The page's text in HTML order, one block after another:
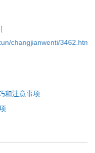
changjianwenti/3462.html
和注意事项